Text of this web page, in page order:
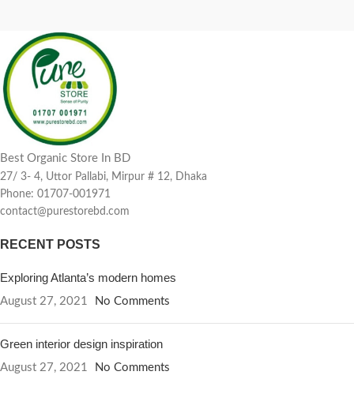
Best Organic Store In BD
27/ 3- 4, Uttor Pallabi, Mirpur # 12, Dhaka
Phone: 01707-001971
contact@purestorebd.com
RECENT POSTS
Exploring Atlanta’s modern homes
August 27, 2021 No Comments
Green interior design inspiration
August 27, 2021 No Comments